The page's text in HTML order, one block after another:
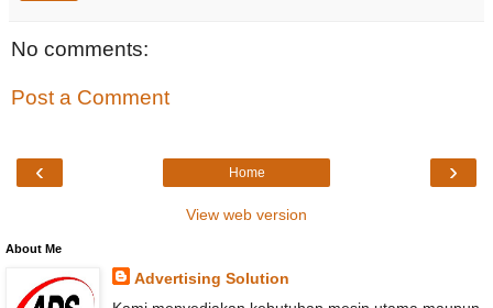
No comments:
Post a Comment
‹ ›
Home
View web version
About Me
Advertising Solution